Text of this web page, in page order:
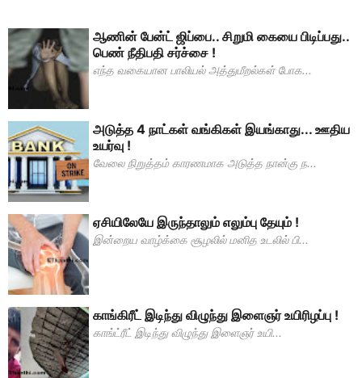
ஆணின் பேன்ட் ஜிப்பை.. சிறுமி கையை பிடிப்பது..
பெண் நீதிபதி சர்ச்சை !
எந்த வகையான பாலியல் அத்துமீறல்கள் போக...
அடுத்த 4 நாட்கள் வங்கிகள் இயங்காது... ஊதிய
உயர்வு !
வேலை நிறுத்தம் காரணமாக அடுத்த நான்கு ந...
ஏசியிலேயே இருந்தாலும் எலும்பு தேயும் !
இன்றைய வாழ்க்கை சூழலில் மனித உடலில் பி...
காங்கிரீட் இடிந்து விழுந்து இளைஞர் உயிரிழப்பு !
காங்ட்ரீட் இடிந்து விழுந்து இளைஞர் உயி...